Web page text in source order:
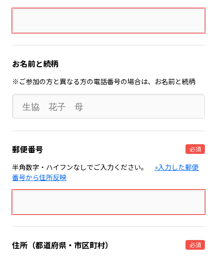
お名前と続柄
※ご参加の方と異なる方の電話番号の場合は、お名前と続柄
郵便番号 必須
半角数字・ハイフンなしでご入力ください。 »入力した郵便
番号から住所反映
住所（都道府県・市区町村） 必須